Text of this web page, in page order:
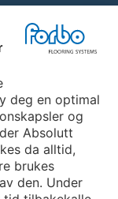
deg en optimal
og
Absolutt
da alltid,
brukes
den. Under